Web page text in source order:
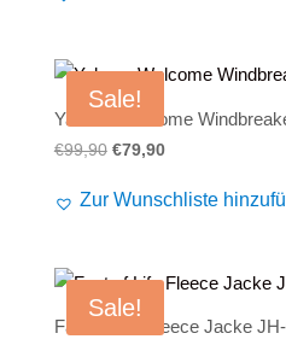
Sale!
Yakuza Welcome
€99,90 Ursprünglicher
war:
€79,90Aktueller
ist:
Zur Wunschliste
Sale!
Fact of Life Fleece Jacke